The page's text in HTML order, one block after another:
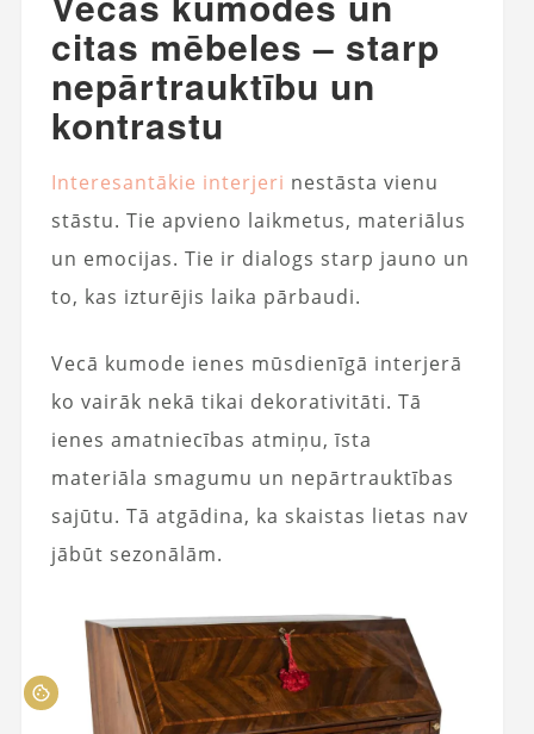
citas mēbeles – starp
nepārtrauktību un
kontrastu
Interesantākie interjeri nestāsta vienu
stāstu. Tie apvieno laikmetus, materiālus
un emocijas. Tie ir dialogs starp jauno un
to, kas izturējis laika pārbaudi.
Vecā kumode ienes mūsdienīgā interjerā
ko vairāk nekā tikai dekorativitāti. Tā
ienes amatniecības atmiņu, īsta
materiāla smagumu un nepārtrauktības
sajūtu. Tā atgādina, ka skaistas lietas nav
jābūt sezonālām.